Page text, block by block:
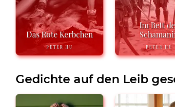
Das Rote Kerbchen
PETER HU
Im Bett
PETER HU
Gedichte auf den Leib